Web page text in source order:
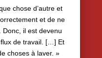
chose d’autre et
et de ne
il est devenu
de travail. […] Et
choses à laver. »